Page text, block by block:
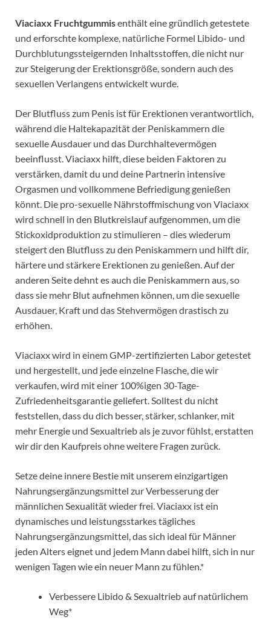
Viaciaxx Fruchtgummisenthält eine gründlich getestete
und erforschte komplexe, natürliche Formel Libido- und
Durchblutungssteigernden Inhaltsstoffen, die nicht nur
zur Steigerung der Erektionsgröße, sondern auch des
sexuellen Verlangens entwickelt wurde.
Der Blutfluss zum Penis ist für Erektionen verantwortlich,
während die Haltekapazität der Peniskammern die
sexuelle Ausdauer und das Durchhaltevermögen
beeinflusst. Viaciaxx hilft, diese beiden Faktoren zu
verstärken, damit du und deine Partnerin intensive
Orgasmen und vollkommene Befriedigung genießen
könnt. Die pro-sexuelle Nährstoffmischung von Viaciaxx
wird schnell in den Blutkreislauf aufgenommen, um die
Stickoxidproduktion zu stimulieren – dies wiederum
steigert den Blutfluss zu den Peniskammern und hilft dir,
härtere und stärkere Erektionen zu genießen. Auf der
anderen Seite dehnt es auch die Peniskammern aus, so
dass sie mehr Blut aufnehmen können, um die sexuelle
Ausdauer, Kraft und das Stehvermögen drastisch zu
erhöhen.
Viaciaxx wird in einem GMP-zertifizierten Labor getestet
und hergestellt, und jede einzelne Flasche, die wir
verkaufen, wird mit einer 100%igen 30-Tage-
Zufriedenheitsgarantie geliefert. Solltest du nicht
feststellen, dass du dich besser, stärker, schlanker, mit
mehr Energie und Sexualtrieb als je zuvor fühlst, erstatten
wir dir den Kaufpreis ohne weitere Fragen zurück.
Setze deine innere Bestie mit unserem einzigartigen
Nahrungsergänzungsmittel zur Verbesserung der
männlichen Sexualität wieder frei. Viaciaxx ist ein
dynamisches und leistungsstarkes tägliches
Nahrungsergänzungsmittel, das sich ideal für Männer
jeden Alters eignet und jedem Mann dabei hilft, sich in nur
wenigen Tagen wie ein neuer Mann zu fühlen.*
Verbessere Libido & Sexualtrieb auf natürlichem
Weg*